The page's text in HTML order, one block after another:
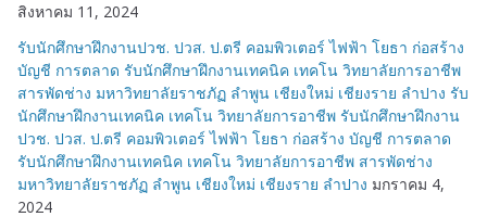
สิงหาคม 11, 2024
รับนักศึกษาฝึกงานปวช. ปวส. ป.ตรี คอมพิวเตอร์ ไฟฟ้า โยธา ก่อสร้าง
บัญชี การตลาด รับนักศึกษาฝึกงานเทคนิค เทคโน วิทยาลัยการอาชีพ
สารพัดช่าง มหาวิทยาลัยราชภัฏ ลำพูน เชียงใหม่ เชียงราย ลำปาง รับ
นักศึกษาฝึกงานเทคนิค เทคโน วิทยาลัยการอาชีพ รับนักศึกษาฝึกงาน
ปวช. ปวส. ป.ตรี คอมพิวเตอร์ ไฟฟ้า โยธา ก่อสร้าง บัญชี การตลาด
รับนักศึกษาฝึกงานเทคนิค เทคโน วิทยาลัยการอาชีพ สารพัดช่าง
มหาวิทยาลัยราชภัฏ ลำพูน เชียงใหม่ เชียงราย ลำปาง มกราคม 4,
2024